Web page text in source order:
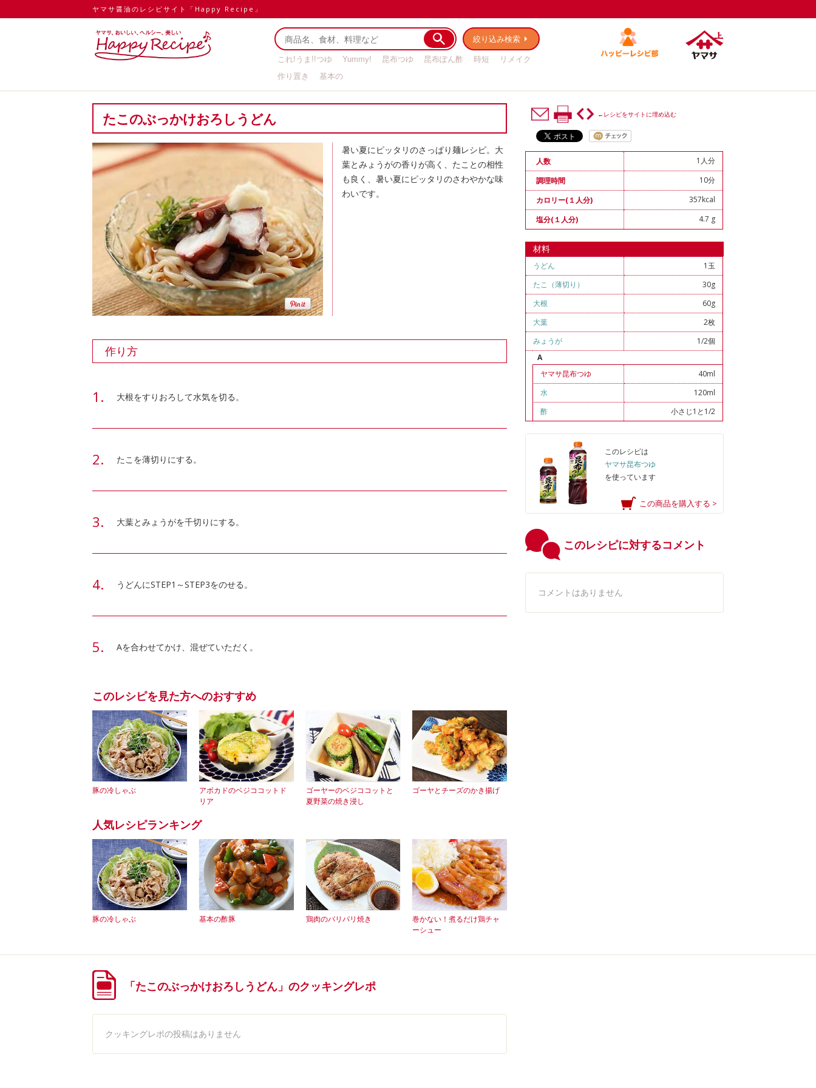
ヤマサ醤油のレシピサイト「Happy Recipe」
絞り込み検索
これ!うま!!つゆ Yummy! 昆布つゆ 昆布ぽん酢 時短
リメイク
作り置き
基本の
たこのぶっかけおろしうどん
暑い夏にピッタリのさっぱり麺レシピ。大
葉とみょうがの香りが高く、たことの相性
も良く、暑い夏にピッタリのさわやかな味
わいです。
作り方
大根をすりおろして水気を切る。
たこを薄切りにする。
大葉とみょうがを千切りにする。
うどんにSTEP1～STEP3をのせる。
Aを合わせてかけ、混ぜていただく。
このレシピを見た方へのおすすめ
豚の冷しゃぶ
アボカドのベジココットド
リア
ゴーヤーのベジココットと
夏野菜の焼き浸し
ゴーヤとチーズのかき揚げ
人気レシピランキング
豚の冷しゃぶ 基本の酢豚 鶏肉のパリパリ焼き
巻かない！煮るだけ鶏チャ
ーシュー
←レシピをサイトに埋め込む
人数
1人分
調理時間
10分
カロリー(１人分)
357kcal
塩分(１人分)
4.7 g
材料
うどん
1玉
たこ（薄切り）
30g
大根
60g
大葉
2枚
みょうが
1/2個
A
ヤマサ昆布つゆ
40ml
水
120ml
酢
小さじ1と1/2
このレシピは
ヤマサ昆布つゆ
を使っています
この商品を購入する >
このレシピに対するコメント
コメントはありません
「たこのぶっかけおろしうどん」のクッキングレポ
クッキングレポの投稿はありません